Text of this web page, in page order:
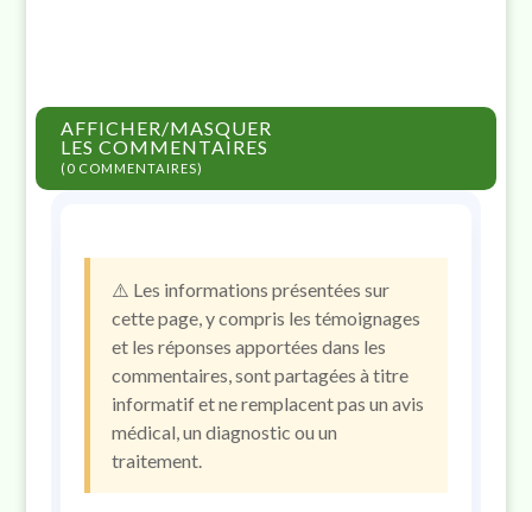
AFFICHER/MASQUER
LES COMMENTAIRES
(0 COMMENTAIRES)
⚠️ Les informations présentées sur
cette page, y compris les témoignages
et les réponses apportées dans les
commentaires, sont partagées à titre
informatif et ne remplacent pas un avis
médical, un diagnostic ou un
traitement.